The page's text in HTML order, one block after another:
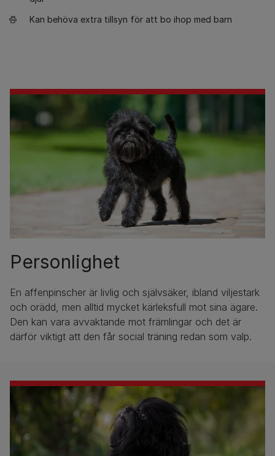
Kan behöva extra tillsyn för att bo ihop med barn
Personlighet
En affenpinscher är livlig och självsäker, ibland viljestark
och orädd, men alltid mycket kärleksfull mot sina ägare.
Den kan vara avvaktande mot främlingar och det är
därför viktigt att den får social träning redan som valp.